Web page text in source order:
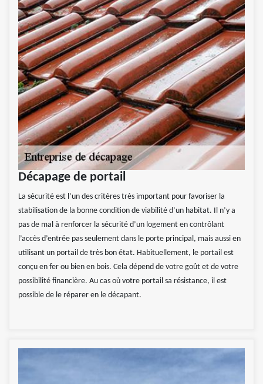
Décapage de portail
La sécurité est l’un des critères très important pour favoriser la
stabilisation de la bonne condition de viabilité d’un habitat. Il n’y a
pas de mal à renforcer la sécurité d’un logement en contrôlant
l’accès d’entrée pas seulement dans le porte principal, mais aussi en
utilisant un portail de très bon état. Habituellement, le portail est
conçu en fer ou bien en bois. Cela dépend de votre goût et de votre
possibilité financière. Au cas où votre portail sa résistance, il est
possible de le réparer en le décapant.